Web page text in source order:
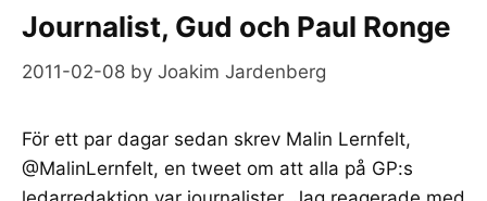
Journalist, Gud och Paul Ronge
2011-02-08 by Joakim Jardenberg
För ett par dagar sedan skrev Malin Lernfelt,
@MalinLernfelt, en tweet om att alla på GP:s